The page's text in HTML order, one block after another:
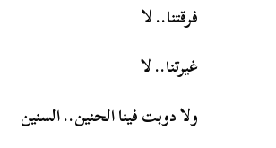
فرقتنا.. لا
غيرتنا.. لا
ولا دوبت فينا الحنين.. السنين